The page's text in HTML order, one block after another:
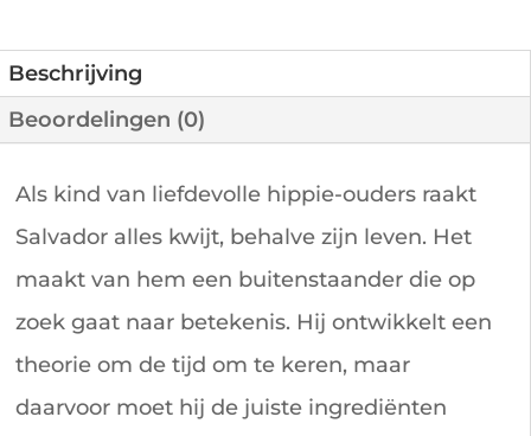
Beschrijving
Beoordelingen (0)
Als kind van liefdevolle hippie-ouders raakt
Salvador alles kwijt, behalve zijn leven. Het
maakt van hem een buitenstaander die op
zoek gaat naar betekenis. Hij ontwikkelt een
theorie om de tijd om te keren, maar
daarvoor moet hij de juiste ingrediënten